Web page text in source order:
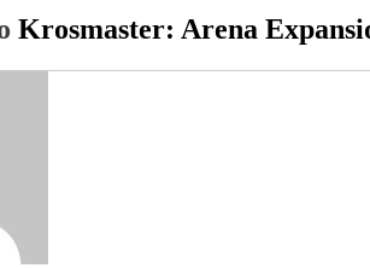
Krosmaster: Arena